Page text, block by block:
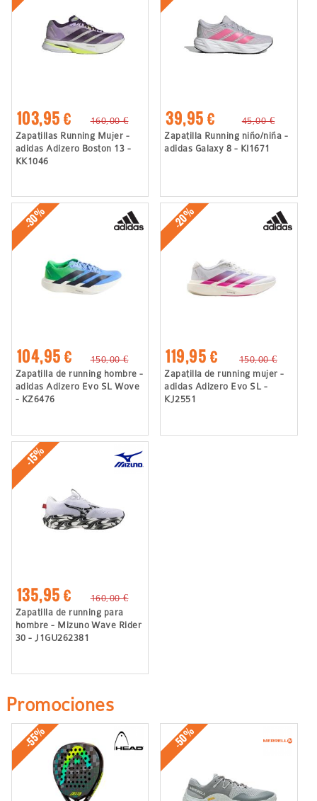
103,95 €
160,00 €
Zapatillas Running Mujer -
adidas Adizero Boston 13 -
KK1046
39,95 €
45,00 €
Zapatilla Running niño/niña -
adidas Galaxy 8 - KI1671
-30%
104,95 €
150,00 €
Zapatilla de running hombre -
adidas Adizero Evo SL Wove
- KZ6476
-20%
119,95 €
150,00 €
Zapatilla de running mujer -
adidas Adizero Evo SL -
KJ2551
-15%
135,95 €
160,00 €
Zapatilla de running para
hombre - Mizuno Wave Rider
30 - J1GU262381
Promociones
-55% -50%